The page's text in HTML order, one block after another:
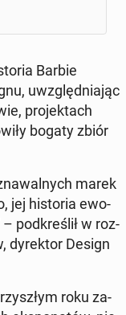
Barbie
uwzględ­nia­jąc
pro­jek­tach
bogaty zbiór
marek
jej hi­sto­ria ewo­
pod­kre­ślił w roz­
dy­rek­tor Design
roku za­